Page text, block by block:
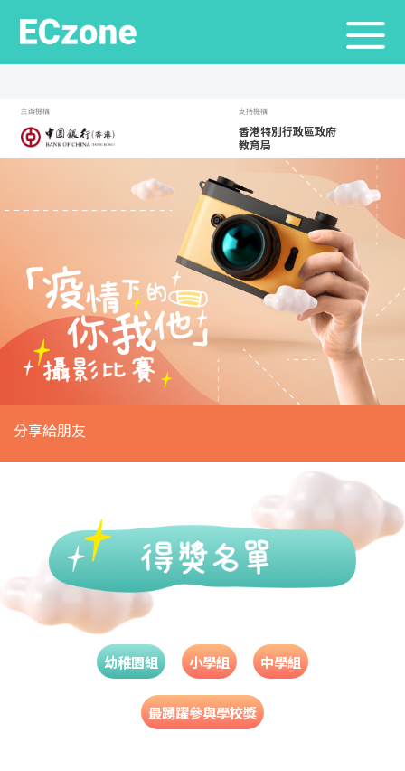
主辦機構 支持機構
香港特別行政區政府
教育局
分享給朋友
幼稚園組 小學組 中學組
最踴躍參與學校獎